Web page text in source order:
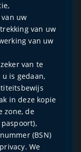
uw
van uw
van uw
van te
is gedaan,
in deze kopie
zone, de
(BSN)
We